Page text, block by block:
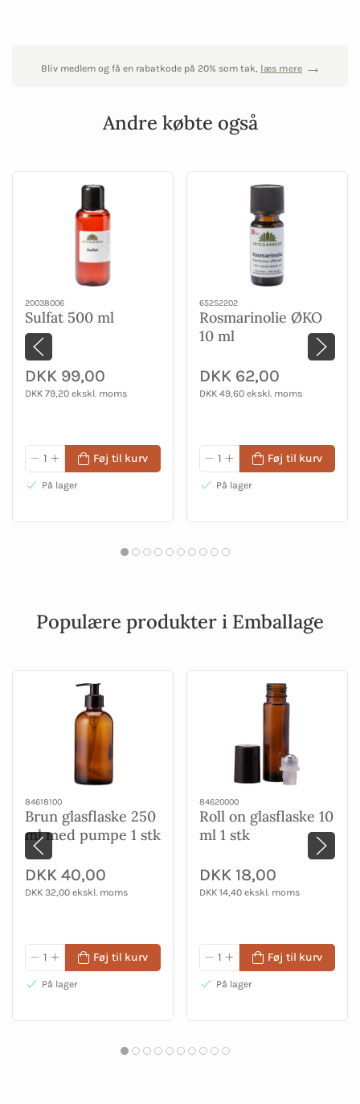
Bliv medlem og få en rabatkode på 20% som tak, læs mere
Andre købte også
20038006
Sulfat 500 ml
DKK 99,00
DKK 79,20 ekskl. moms
Føj til kurv
På lager
65252202
Rosmarinolie ØKO
10 ml
DKK 62,00
DKK 49,60 ekskl. moms
Føj til kurv
På lager
Populære produkter i Emballage
84618100
Brun glasflaske 250
ml med pumpe 1 stk
DKK 40,00
DKK 32,00 ekskl. moms
Føj til kurv
På lager
84620000
Roll on glasflaske 10
ml 1 stk
DKK 18,00
DKK 14,40 ekskl. moms
Føj til kurv
På lager